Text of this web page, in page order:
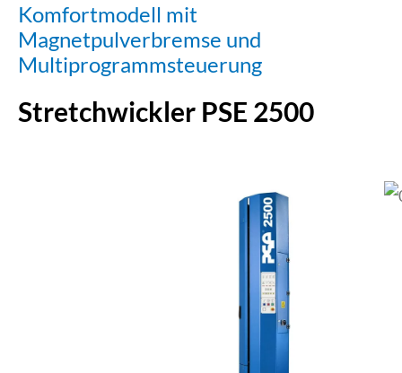
Komfortmodell mit
Magnetpulverbremse und
Multiprogrammsteuerung
Stretchwickler PSE 2500